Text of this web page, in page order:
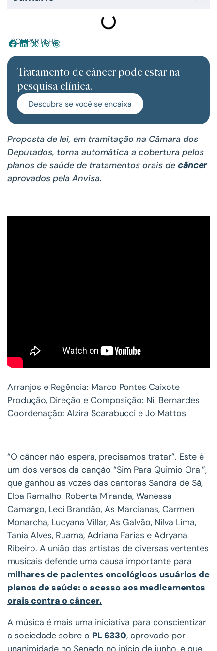
COMPARTILHE:
Tratamento de câncer pode estar na
pesquisa clínica.
Descubra se você se encaixa
Proposta de lei, em tramitação na Câmara dos
Deputados, torna automática a cobertura pelos
planos de saúde de tratamentos orais de câncer
aprovados pela Anvisa.
Arranjos e Regência: Marco Pontes Caixote
Produção, Direção e Composição: Nil Bernardes
Coordenação: Alzira Scarabucci e Jo Mattos
“O câncer não espera, precisamos tratar”. Este é
um dos versos da canção “Sim Para Quimio Oral”,
que ganhou as vozes das cantoras Sandra de Sá,
Elba Ramalho, Roberta Miranda, Wanessa
Camargo, Leci Brandão, As Marcianas, Carmen
Monarcha, Lucyana Villar, As Galvão, Nilva Lima,
Tania Alves, Ruama, Adriana Farias e Adryana
Ribeiro. A união das artistas de diversas vertentes
musicais defende uma causa importante para
milhares de pacientes oncológicos usuários de
planos de saúde: o acesso aos medicamentos
orais contra o câncer.
A música é mais uma iniciativa para conscientizar
a sociedade sobre o PL 6330, aprovado por